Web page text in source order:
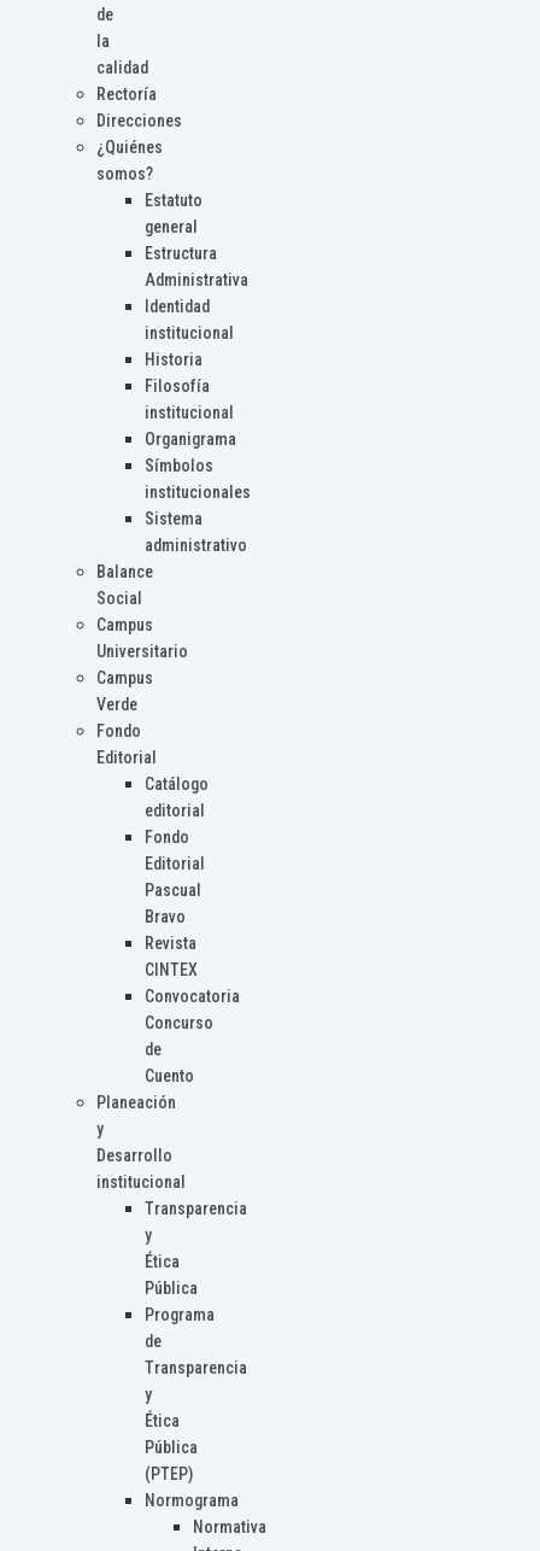
de
la
calidad
Rectoría
Direcciones
¿Quiénes
somos?
Estatuto
general
Estructura
Administrativa
Identidad
institucional
Historia
Filosofía
institucional
Organigrama
Símbolos
institucionales
Sistema
administrativo
Balance
Social
Campus
Universitario
Campus
Verde
Fondo
Editorial
Catálogo
editorial
Fondo
Editorial
Pascual
Bravo
Revista
CINTEX
Convocatoria
Concurso
de
Cuento
Planeación
y
Desarrollo
institucional
Transparencia
y
Ética
Pública
Programa
de
Transparencia
y
Ética
Pública
(PTEP)
Normograma
Normativa